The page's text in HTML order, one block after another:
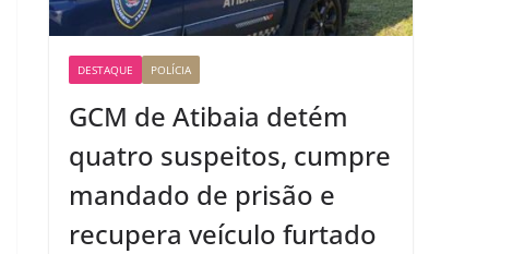
DESTAQUE POLÍCIA
GCM de Atibaia detém
quatro suspeitos, cumpre
mandado de prisão e
recupera veículo furtado